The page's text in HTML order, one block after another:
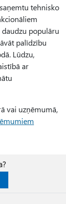
tehnisko
populāru
palīdzību
Lūdzu,
ar
vai uzņēmumā,